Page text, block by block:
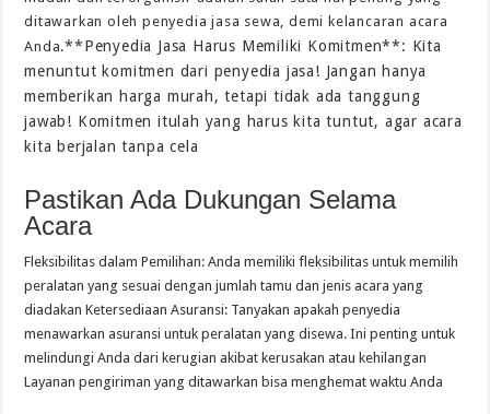
ditawarkan oleh penyedia jasa sewa, demi kelancaran acara
Anda.**Penyedia Jasa Harus Memiliki Komitmen**: Kita
menuntut komitmen dari penyedia jasa! Jangan hanya
memberikan harga murah, tetapi tidak ada tanggung
jawab! Komitmen itulah yang harus kita tuntut, agar acara
kita berjalan tanpa cela
Pastikan Ada Dukungan Selama
Acara
Fleksibilitas dalam Pemilihan: Anda memiliki fleksibilitas untuk memilih
peralatan yang sesuai dengan jumlah tamu dan jenis acara yang
diadakan Ketersediaan Asuransi: Tanyakan apakah penyedia
menawarkan asuransi untuk peralatan yang disewa. Ini penting untuk
melindungi Anda dari kerugian akibat kerusakan atau kehilangan
Layanan pengiriman yang ditawarkan bisa menghemat waktu Anda